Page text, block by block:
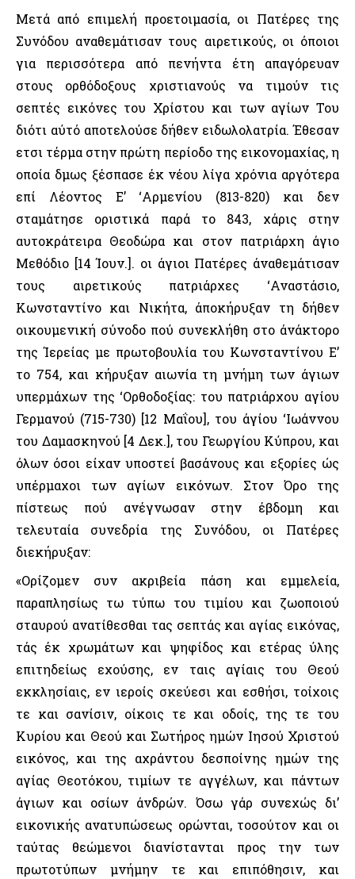
Μετά από επιμελή προετοιμασία, οι Πατέρες της
Συνόδου αναθεμάτισαν τους αιρετικούς, οι όποιοι
για περισσότερα από πενήντα έτη απαγόρευαν
στους ορθόδοξους χριστιανούς να τιμούν τις
σεπτές εικόνες του Χρίστου και των αγίων Του
διότι αύτό αποτελούσε δήθεν ειδωλολατρία. Έθεσαν
ετσι τέρμα στην πρώτη περίοδο της εικονομαχίας, η
οποία δμως ξέσπασε έκ νέου λίγα χρόνια αργότερα
επί Λέοντος Ε’ ‘Αρμενίου (813-820) και δεν
σταμάτησε οριστικά παρά το 843, χάρις στην
αυτοκράτειρα Θεοδώρα και στον πατριάρχη άγιο
Μεθόδιο [14 Ίουν.]. οι άγιοι Πατέρες άναθεμάτισαν
τους αιρετικούς πατριάρχες ‘Αναστάσιο,
Κωνσταντίνο και Νικήτα, άποκήρυξαν τη δήθεν
οικουμενική σύνοδο πού συνεκλήθη στο άνάκτορο
της Ίερείας με πρωτοβουλία του Κωνσταντίνου Ε’
το 754, και κήρυξαν αιωνία τη μνήμη των άγιων
υπερμάχων της ‘Ορθοδοξίας: του πατριάρχου αγίου
Γερμανού (715-730) [12 Μαΐου], του άγίου ‘Ιωάννου
του Δαμασκηνού [4 Δεκ.], του Γεωργίου Κύπρου, και
όλων όσοι είχαν υποστεί βασάνους και εξορίες ώς
υπέρμαχοι των αγίων εικόνων. Στον Όρο της
πίστεως πού ανέγνωσαν στην έβδομη και
τελευταία συνεδρία της Συνόδου, οι Πατέρες
διεκήρυξαν:
«Ορίζομεν συν ακριβεία πάση και εμμελεία,
παραπλησίως τω τύπω του τιμίου και ζωοποιού
σταυρού ανατίθεσθαι τας σεπτάς και αγίας εικόνας,
τάς έκ χρωμάτων και ψηφίδος και ετέρας ύλης
επιτηδείως εχούσης, εν ταις αγίαις του Θεού
εκκλησίαις, εν ιεροίς σκεύεσι και εσθήσι, τοίχοις
τε και σανίσιν, οίκοις τε και οδοίς, της τε του
Κυρίου και Θεού και Σωτήρος ημών Ιησού Χριστού
εικόνος, και της αχράντου δεσποίνης ημών της
αγίας Θεοτόκου, τιμίων τε αγγέλων, και πάντων
άγιων και οσίων άνδρών. Όσω γάρ συνεχώς δι’
εικονικής ανατυπώσεως ορώνται, τοσούτον και οι
ταύτας θεώμενοι διανίστανται προς την των
πρωτοτύπων μνήμην τε και επιπόθησιν, και